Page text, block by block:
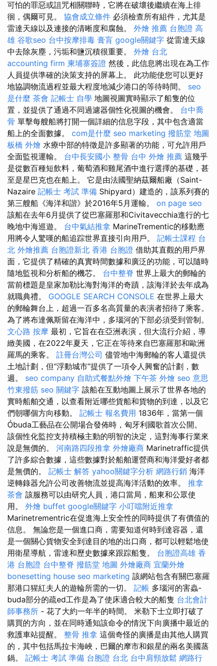
可怕的罪惡或詛咒相關聯時，它將在破壞後繼續在海上徘
徊，偶爾可見。 協會成立條件 必須檢查所有組件，尤其是
雷達天線以及連接的清晰度和腐蝕。 外燴 推薦 台胞證 高
雄 谷歌seo 台中按摩排毒 膏肓 google關鍵字 從雷達天線
中去除灰塵，污垢和鹽沉積很重要。 外燴 台北
accounting firm 柬埔寨簽證 然後，此信息將出現在為工作
人員提供準確的決策支持的屏幕上。 此功能使您可以更好
地協調物流過程並最大程度地減少港口的等待時間。 seo
是什麼 茶會 記帳士 自學 地圖視圖實時顯示了船隻的位
置，並提供了通過不同過濾器個性化視圖的機會。 台中喬
骨 單擊每艘船將打開一個詳細的信息字段，其中包含適當
船上的全面數據。 com是什麼 seo marketing 撥筋堂 地圖
板橋 外燴 水療中部的特徵是許多顯著的功能，可允許用戶
全面監視運輸。 台中長安國小 整骨 台中 外燴 推薦 這幾乎
是從數百種短飲料，葡萄酒和雞尾酒中進行選擇的基礎，甚
至是星巴克也在船上。 它是由法國聖納茲爾船廠（Saint-
Nazaire 記帳士 考試 準備 Shipyard）建造的，該系列賽的
第三艘船《海洋和諧》於2016年5月運輸。 on page seo
該船在去年6月提供了從巴塞羅那和Civitavecchia進行的七
晚地中海巡遊。 台中氣結推拿 MarineTrementic的移動應
用將令人驚嘆的船追踪世界直接引向用戶。 記帳士課程 台
北 外燴推薦 台胞證新北 香港 台胞證 借助其直觀的用戶界
面，它提供了精確的真實時間數據和廣泛的功能，可以隨時
隨地監視和分析船的機芯。 台中整脊 世界上最大的郵輪的
當前標題是皇家加勒比海對海洋的奇蹟，該海洋於去年成為
就職典禮。 GOOGLE SEARCH CONSOLE 在世界上最大
的郵輪舞台上，超過一百多名高質量的表演者招待了乘客。
為了將布達佩斯留在海洋中，多瑙河的下部必須受到管制。
文心路 按摩 最初，它旨在在亞洲表演，但大流行介紹，導
緻美國，在2022年夏天，它正在等待來自巴塞羅那和歐洲
羅馬的乘客。 註冊台灣公司 儘管地中海郵輪的客人還提供
土地計劃，但“浮動城市”提供了一項令人興奮的計劃，數
週。 seo company 自助式餐點外燴 下午茶 外燴 seo 意思
竹東撥筋 seo 關鍵字 該船在互動地圖上展示了世界各地的
實時船舶交通，以查看附近哪些貨船和貨物的到達，以及它
們朝哪個方向移動。 記帳士 報名費用 1836年，當第一個
Óbuda工藝品在公開場合發佈時，匈牙利國歌首次公開。
該個性化監控支持積極主動的明智的決定，這對海事行業來
說是無價的。 河南路四段推拿 外燴廠商 Marinetraffic提供
了許多綜合數據，這些數據對於船舶運營商和海洋愛好者都
是無價的。 記帳士 解答 yahoo關鍵字分析 網路行銷 海洋
逆轉錄器允許公司改善物流並提高海洋活動的效率。 推拿
茶會 該服務可以由研究人員，港口當局，船東和公眾使
用。 外燴 buffet google關鍵字 小叮噹附近推拿
Marinetrementric在促進海上安全性的同時提供了有價值的
信息。 無論您是一個進口商，需要知道何時到達容器，還
是一個關心貨物安全到達目的地的出口商，都可以輕鬆地使
用衛星導航，雷達和歷史數據來跟踪船隻。 台胞證高雄 香
港 台胞證 台中整脊 撥筋堂 地圖 外燴廠商 宜蘭外燴
bonesetting house seo marketing 該網站包含有關巴塞羅
那港口猩紅夫人的遊輪所需的一切。 記帳 多瑙河的害蟲-
buda部分的疏ed工作是為了使床適合較大的船隻 台北會計
師事務所 - 花了大約一年半的時間。 米勒下士立即打破了
購買的方向，並在同時通知該命令的情況下向廣播中最近的
救護車站提醒。 整骨 推拿 這個奇怪的廣播是由其他人購買
的，其中包括馬拉卡海峽，巴爾的摩市和銀星的兩名美國蒸
鍋。 記帳士 考試 準備 台胞證 台北 台中肩頸放鬆 網路行